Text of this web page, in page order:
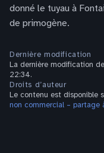
donné le tuyau à
de primogène.
Dernière modification
La dernière modification
22:34.
Droits d’auteur
Le contenu est disponible
non commercial – partage